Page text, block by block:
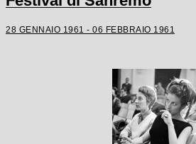
28 GENNAIO 1961 - 06 FEBBRAIO 1961